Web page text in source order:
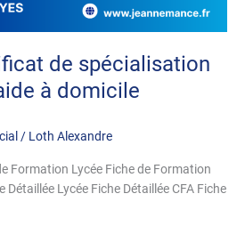
de spécialisation
à domicile
/ Loth Alexandre
Formation Lycée Fiche de Formation
Détaillée Lycée Fiche Détaillée CFA Fiche